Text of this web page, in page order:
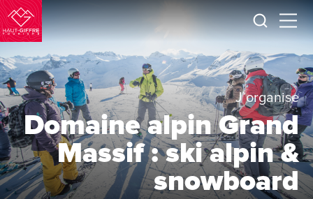
Haut-
Giffre
Tourisme
Je
Menu
J’organise
Domaine alpin Grand
Massif : ski alpin &
snowboard